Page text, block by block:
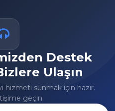
Destek
Ulaşın
hizmeti sunmak için hazır.
geçin.